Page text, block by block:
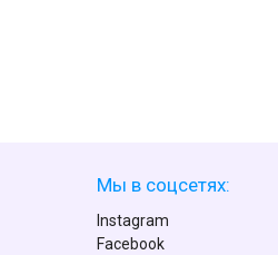
Мы в соцсетях:
Instagram
Facebook